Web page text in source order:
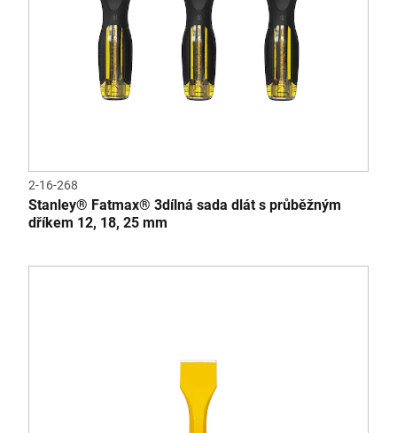
2-16-268
Stanley® Fatmax® 3dílná sada dlát s průběžným
dříkem 12, 18, 25 mm